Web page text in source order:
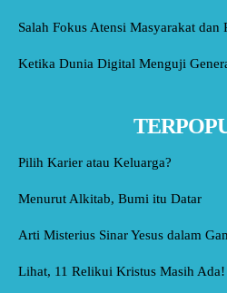
Salah Fokus Atensi Masyarakat dan
Ketika Dunia Digital Menguji
Pilih Karier atau Keluarga?
Menurut Alkitab, Bumi itu Datar
Arti Misterius Sinar Yesus dalam
Lihat, 11 Relikui Kristus Masih Ada!